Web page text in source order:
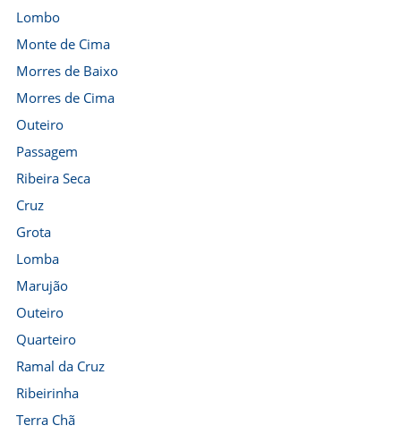
Lombo
Monte de Cima
Morres de Baixo
Morres de Cima
Outeiro
Passagem
Ribeira Seca
Cruz
Grota
Lomba
Marujão
Outeiro
Quarteiro
Ramal da Cruz
Ribeirinha
Terra Chã